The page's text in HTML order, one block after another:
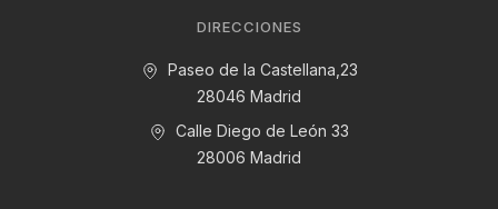
DIRECCIONES
Paseo de la Castellana,23
28046 Madrid
Calle Diego de León 33
28006 Madrid